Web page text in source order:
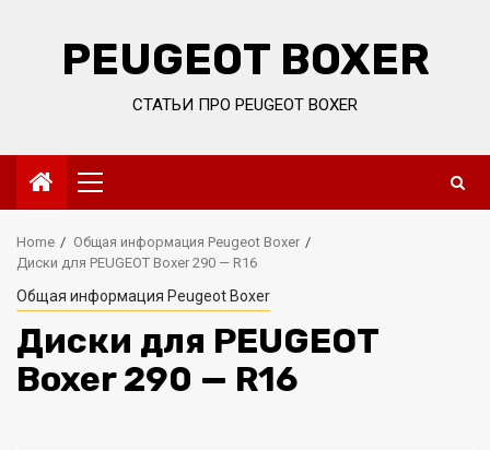
PEUGEOT BOXER
СТАТЬИ ПРО PEUGEOT BOXER
Primary
Menu
Home
Общая информация Peugeot Boxer
Диски для PEUGEOT Boxer 290 — R16
Общая информация Peugeot Boxer
Диски для PEUGEOT
Boxer 290 — R16